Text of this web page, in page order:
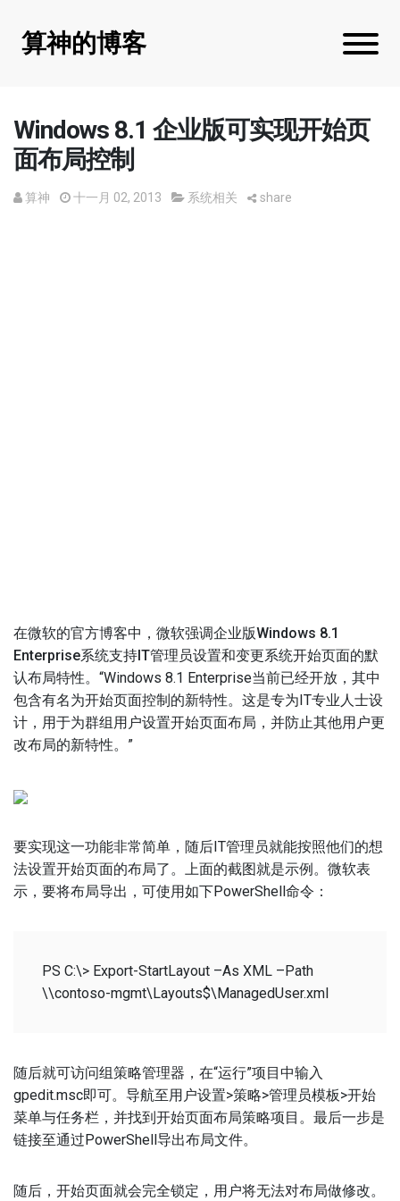
算神的博客
Windows 8.1 企业版可实现开始页
面布局控制
算神 十一月 02, 2013 系统相关 share
在微软的官方博客中，微软强调企业版Windows 8.1
Enterprise系统支持IT管理员设置和变更系统开始页面的默
认布局特性。 “Windows 8.1 Enterprise当前已经开放，其中
包含有名为开始页面控制的新特性。这是专为IT专业人士设
计，用于为群组用户设置开始页面布局，并防止其他用户更
改布局的新特性。”
要实现这一功能非常简单，随后IT管理员就能按照他们的想
法设置开始页面的布局了。上面的截图就是示例。微软表
示，要将布局导出，可使用如下PowerShell命令：
PS C:\> Export-StartLayout –As XML –Path
\\contoso-mgmt\Layouts$\ManagedUser.xml
随后就可访问组策略管理器，在“运行”项目中输入
gpedit.msc即可。导航至用户设置>策略>管理员模板>开始
菜单与任务栏，并找到开始页面布局策略项目。最后一步是
链接至通过PowerShell导出布局文件。
随后，开始页面就会完全锁定，用户将无法对布局做修改。